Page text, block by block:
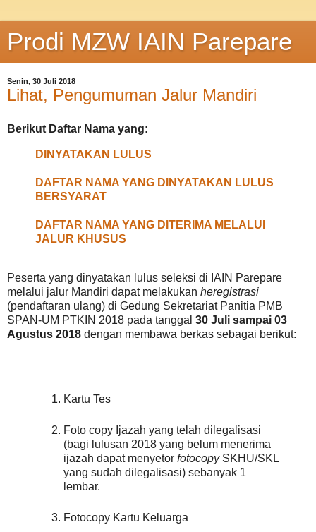
Prodi MZW IAIN Parepare
Senin, 30 Juli 2018
Lihat, Pengumuman Jalur Mandiri
Berikut Daftar Nama yang:
DINYATAKAN LULUS
DAFTAR NAMA YANG DINYATAKAN LULUS
BERSYARAT
DAFTAR NAMA YANG DITERIMA MELALUI
JALUR KHUSUS
Peserta yang dinyatakan lulus seleksi di IAIN Parepare
melalui jalur Mandiri dapat melakukan heregistrasi
(pendaftaran ulang) di Gedung Sekretariat Panitia PMB
SPAN-UM PTKIN 2018 pada tanggal 30 Juli sampai 03
Agustus 2018 dengan membawa berkas sebagai berikut:
Kartu Tes
Foto copy Ijazah yang telah dilegalisasi
(bagi lulusan 2018 yang belum menerima
ijazah dapat menyetor fotocopySKHU/SKL
yang sudah dilegalisasi) sebanyak 1
lembar.
Fotocopy Kartu Keluarga